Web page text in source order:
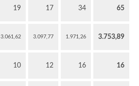
19 17 34 65
3.061,62 3.097,77 1.971,26 3.753,89
10 12 16 16